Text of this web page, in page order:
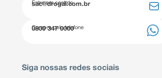
Entre em contato
sac@drogal.com.br
Compre pelo telefone
0800 347 0000
Siga nossas redes sociais